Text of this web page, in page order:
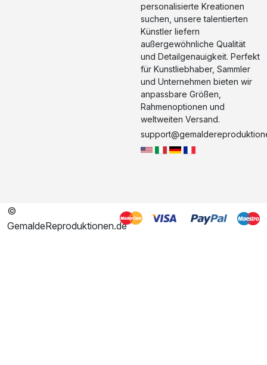
personalisierte Kreationen
suchen, unsere talentierten
Künstler liefern
außergewöhnliche Qualität
und Detailgenauigkeit. Perfekt
für Kunstliebhaber, Sammler
und Unternehmen bieten wir
anpassbare Größen,
Rahmenoptionen und
weltweiten Versand.
©
GemaldeReproduktionen.de